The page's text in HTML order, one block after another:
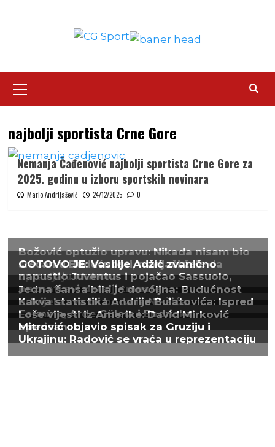
Menu
najbolji sportista Crne Gore
Nemanja Čađenović najbolji sportista Crne Gore za
2025. godinu u izboru sportskih novinara
Mario Andrijašević 24/12/2025 0